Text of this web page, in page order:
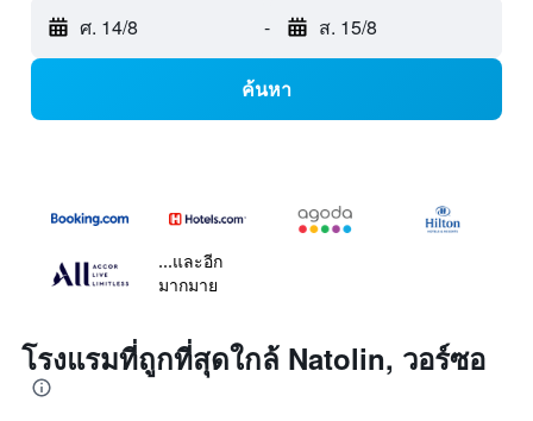
ศ. 14/8 - ส. 15/8
ค้นหา
...และอีก
มากมาย
โรงแรมที่ถูกที่สุดใกล้ Natolin, วอร์ซอ